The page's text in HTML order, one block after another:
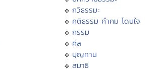
กวีธรรมะ
คติธรรม คำคม โดนใจ
กรรม
ศีล
บุญทาน
สมาธิ